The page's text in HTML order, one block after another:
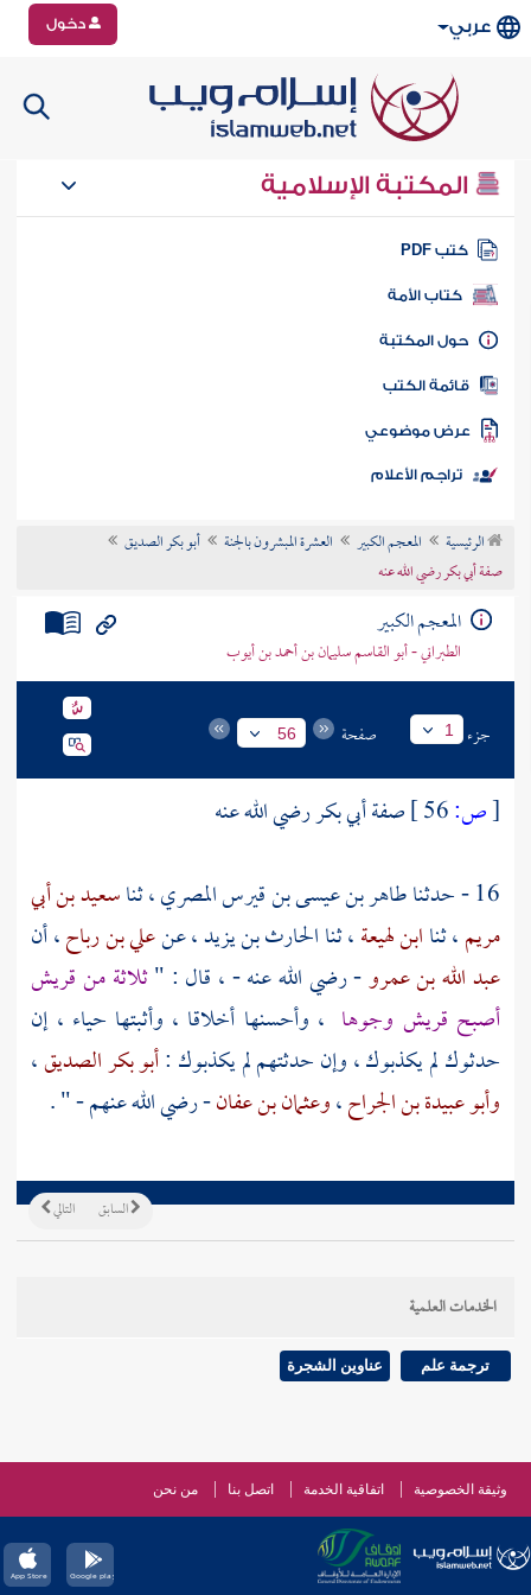
عربي دخول
المكتبة الإسلامية
كتب PDF
كتاب الأمة
المكتبة
الكتب
موضوعي
تراجم الأعلام
الرئيسية المعجم الكبير العشرة المبشرون بالجنة
أبو بكر الصديق
صفة أبي بكر رضي الله عنه
المعجم الكبير
الطبراني - أبو القاسم سليمان بن أحمد بن أيوب
جزء 1 صفحة 56
[ص: صفةأبي بكررضي الله عنه
16 - حدثنا
طاهر بن عيسى بن قيرس المصري، ثناسعيد بن أبي
مريم، ثناابن لهيعة، ثناالحارث بن يزيد، عنعلي بن رباح، أن
عبد الله بن عمرو- رضي الله عنه - ، قال : "ثلاثة من قريش
أصبح قريش وجوها ، وأحسنها أخلاقا ، وأثبتها حياء ، إن
حدثوك لم يكذبوك ، وإن حدثتهم لم يكذبوك :أبو بكر الصديق،
وأبو عبيدة بن الجراح،وعثمان بن عفان- رضي الله عنهم - " .
التالي السابق
الخدمات العلمية
ترجمة علم عناوين الشجرة
وثيقة الخصوصية اتفاقية الخدمة اتصل بنا من نحن